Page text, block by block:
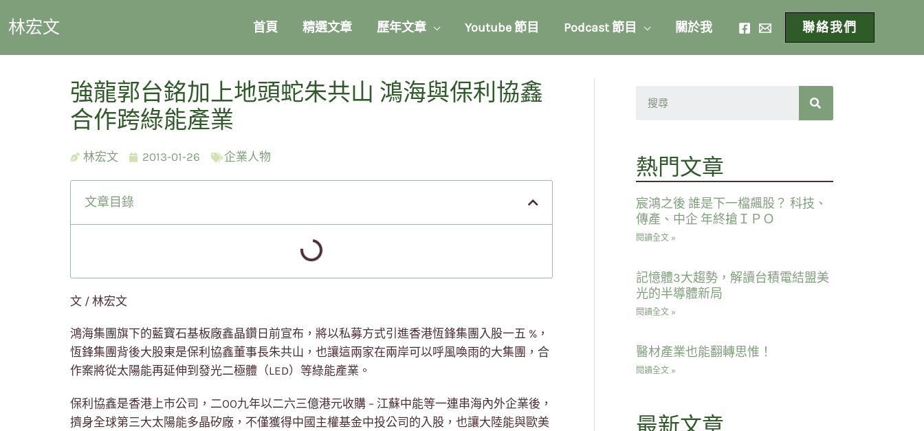
林宏文 首頁 精選文章 歷年文章 Youtube 節目 Podcast 節目 關於我 聯絡我們
強龍郭台銘加上地頭蛇朱共山 鴻海與保利協鑫
合作跨綠能產業
林宏文 2013-01-26 企業人物
文章目錄
文 / 林宏文
鴻海集團旗下的藍寶石基板廠鑫晶鑽日前宣布，將以私募方式引進香港恆鋒集團入股一五 %，
恆鋒集團背後大股東是保利協鑫董事長朱共山，也讓這兩家在兩岸可以呼風喚雨的大集團，合
作案將從太陽能再延伸到發光二極體（LED）等綠能產業。
保利協鑫是香港上市公司，二OO九年以二六三億港元收購 – 江蘇中能等一連串海內外企業後，
擠身全球第三大太陽能多晶矽廠，不僅獲得中國主權基金中投公司的入股，也讓大陸能與歐美
熱門文章
宸鴻之後 誰是下一檔飆股？ 科技、
傳產、中企 年終搶ＩＰＯ
閱讀全文 »
記憶體3大趨勢，解讀台積電結盟美
光的半導體新局
閱讀全文 »
醫材產業也能翻轉思惟！
閱讀全文 »
最新文章